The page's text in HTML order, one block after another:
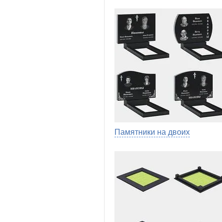
Памятники на двоих